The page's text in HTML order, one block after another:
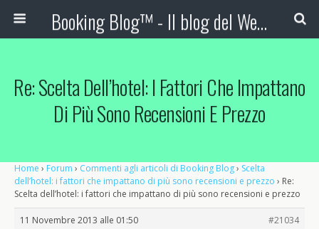
Booking Blog™ - Il blog del Web Marketing Turistico
Re: Scelta Dell’hotel: I Fattori Che Impattano
Di Più Sono Recensioni E Prezzo
Home › Forum › Commenti agli articoli di Booking Blog› Scelta
dell’hotel: i fattori che impattano di più sono recensioni e prezzo › Re:
Scelta dell’hotel: i fattori che impattano di più sono recensioni e prezzo
11 Novembre 2013 alle 01:50 #21034